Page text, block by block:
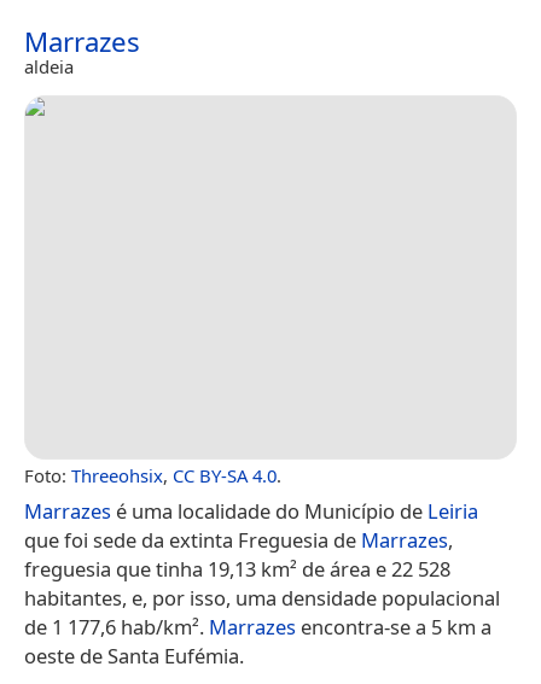
Marrazes
aldeia
Foto: Threeohsix, CC BY-SA 4.0.
Marrazes é uma localidade do Município de Leiria
que foi sede da extinta Freguesia de Marrazes,
freguesia que tinha 19,13 km² de área e 22 528
habitantes, e, por isso, uma densidade populacional
de 1 177,6 hab/km². Marrazes encontra-se a 5 km a
oeste de Santa Eufémia.